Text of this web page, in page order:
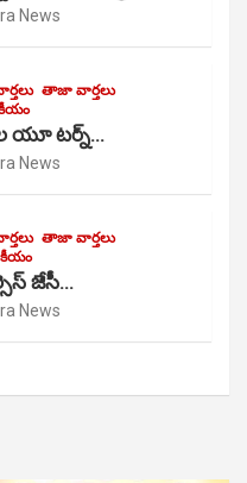
News
తాజా వార్తలు
యూ టర్న్…
News
తాజా వార్తలు
జేసీ…
News